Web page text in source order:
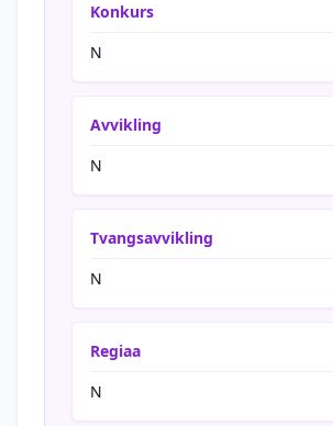
Konkurs
N
Avvikling
N
Tvangsavvikling
N
Regiaa
N